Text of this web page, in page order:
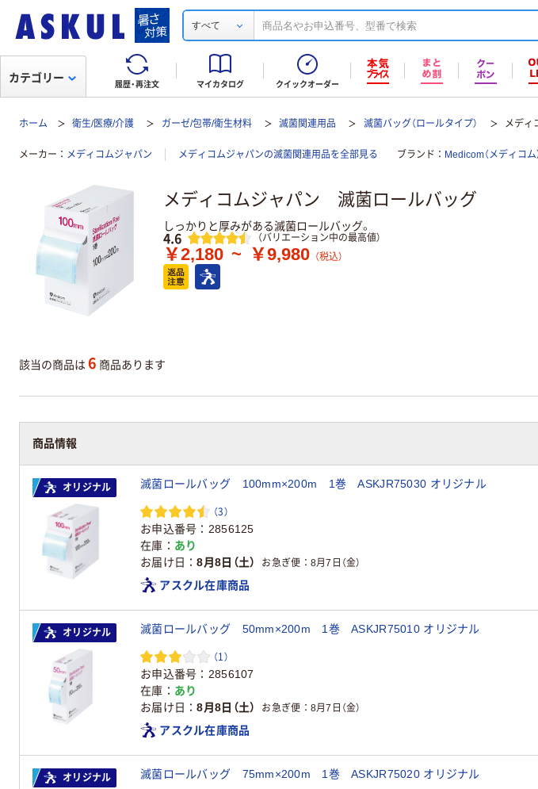
すべて
履歴・再注文 マイカタログ クイックオーダー
カテゴリー
ホーム 衛生/医療/介護 ガーゼ/包帯/衛生材料 滅菌関連用品 滅菌バッグ（ロールタイプ） メディ
メーカー メディコムジャパン メディコムジャパンの滅菌関連用品を全部見る ブランド Medicom（メディコム
メディコムジャパン 滅菌ロールバッグ
しっかりと厚みがある滅菌ロールバッグ。
レビュー
4.6 （バリエーション中の最高値）
￥2,180 ~ ￥9,980 （税込）
該当の商品は 6 商品あります
商品情報
オリジナル 滅菌ロールバッグ 100mm×200m 1巻 ASKJR75030 オリジナル
（3）
お申込番号
2856125
在庫
あり
お届け日
8月8日（土） お急ぎ便 8月7日（金）
アスクル在庫商品
オリジナル 滅菌ロールバッグ 50mm×200m 1巻 ASKJR75010 オリジナル
（1）
お申込番号
2856107
在庫
あり
お届け日
8月8日（土） お急ぎ便 8月7日（金）
アスクル在庫商品
オリジナル 滅菌ロールバッグ 75mm×200m 1巻 ASKJR75020 オリジナル